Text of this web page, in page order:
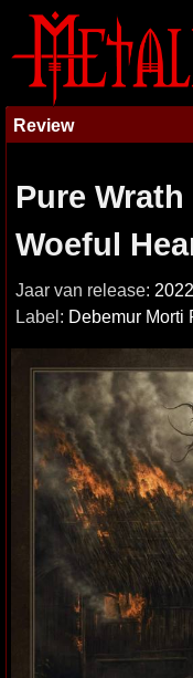
Review
Pure
Woeful
Jaar van release: 2022
Label: Debemur Morti